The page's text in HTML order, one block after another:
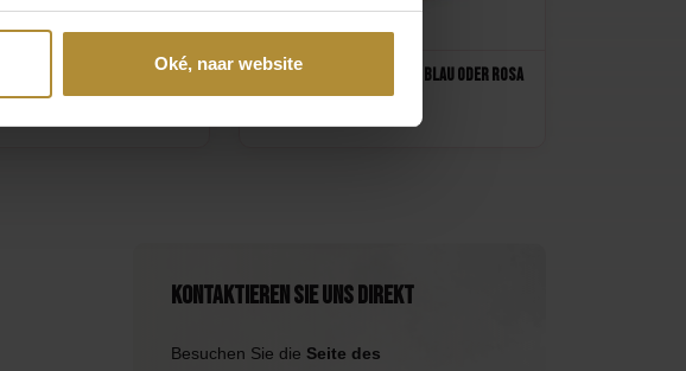
Oké, naar website
Reveal Ballons Wahltafel Gender Reveal Blau oder Rosa
Kontaktieren Sie uns direkt
Besuchen Sie die Seite des